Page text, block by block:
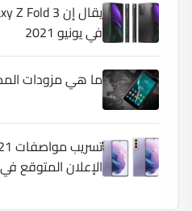
في يونيو 2021
ما هي مزودات
الإعلان المتوقع في 14 يناير